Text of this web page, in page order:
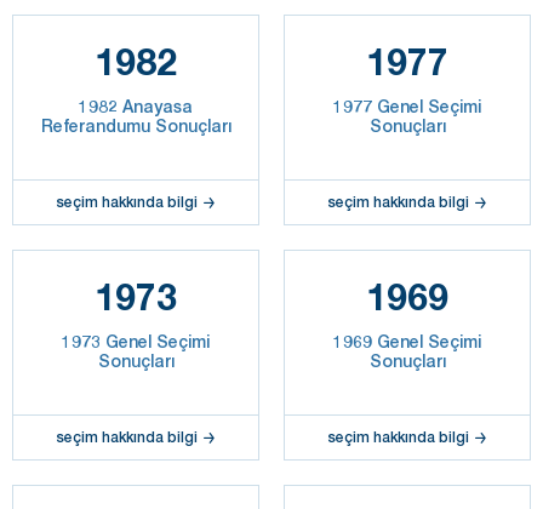
1982
1982 Anayasa
Referandumu Sonuçları
seçim hakkında bilgi
1977
1977 Genel Seçimi
Sonuçları
seçim hakkında bilgi
1973
1973 Genel Seçimi
Sonuçları
seçim hakkında bilgi
1969
1969 Genel Seçimi
Sonuçları
seçim hakkında bilgi